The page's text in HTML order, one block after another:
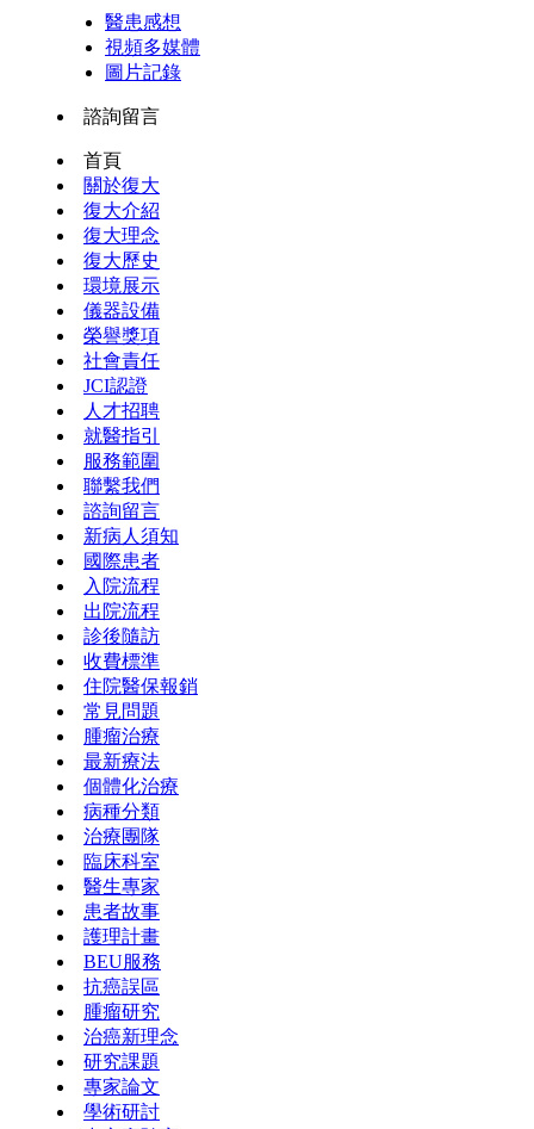
醫患感想
視頻多媒體
圖片記錄
諮詢留言
首頁
關於復大
復大介紹
復大理念
復大歷史
環境展示
儀器設備
榮譽獎項
社會責任
JCI認證
人才招聘
就醫指引
服務範圍
聯繫我們
諮詢留言
新病人須知
國際患者
入院流程
出院流程
診後隨訪
收費標準
住院醫保報銷
常見問題
腫瘤治療
最新療法
個體化治療
病種分類
治療團隊
臨床科室
醫生專家
患者故事
護理計畫
BEU服務
抗癌誤區
腫瘤研究
治癌新理念
研究課題
專家論文
學術研討